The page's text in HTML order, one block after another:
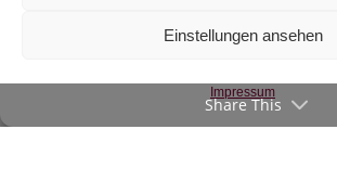
Einstellungen ansehen
Impressum
€14,30/m
inkl. 20 % MwSt.
Share This